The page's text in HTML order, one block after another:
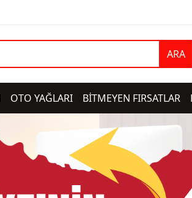
ARA
OTO YAĞLARI BİTMEYEN FIRSATLAR